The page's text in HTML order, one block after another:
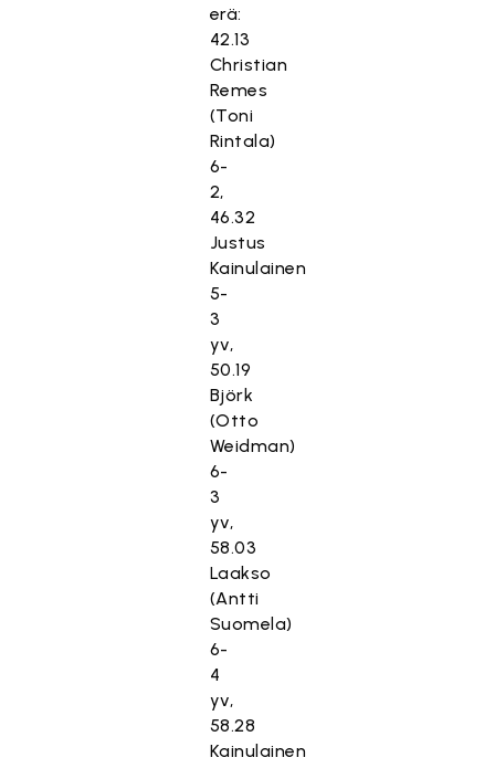
erä:
42.13
Christian
Remes
(Toni
Rintala)
6-
2,
46.32
Justus
Kainulainen
5-
3
yv,
50.19
Björk
(Otto
Weidman)
6-
3
yv,
58.03
Laakso
(Antti
Suomela)
6-
4
yv,
58.28
Kainulainen